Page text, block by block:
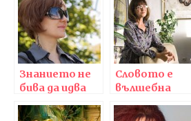
Знанието не
бива да идва
отвън и да се
Словото е
вълшебна
трябва да сме